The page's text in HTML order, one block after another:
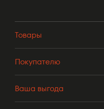
Товары
Покупателю
Ваша выгода